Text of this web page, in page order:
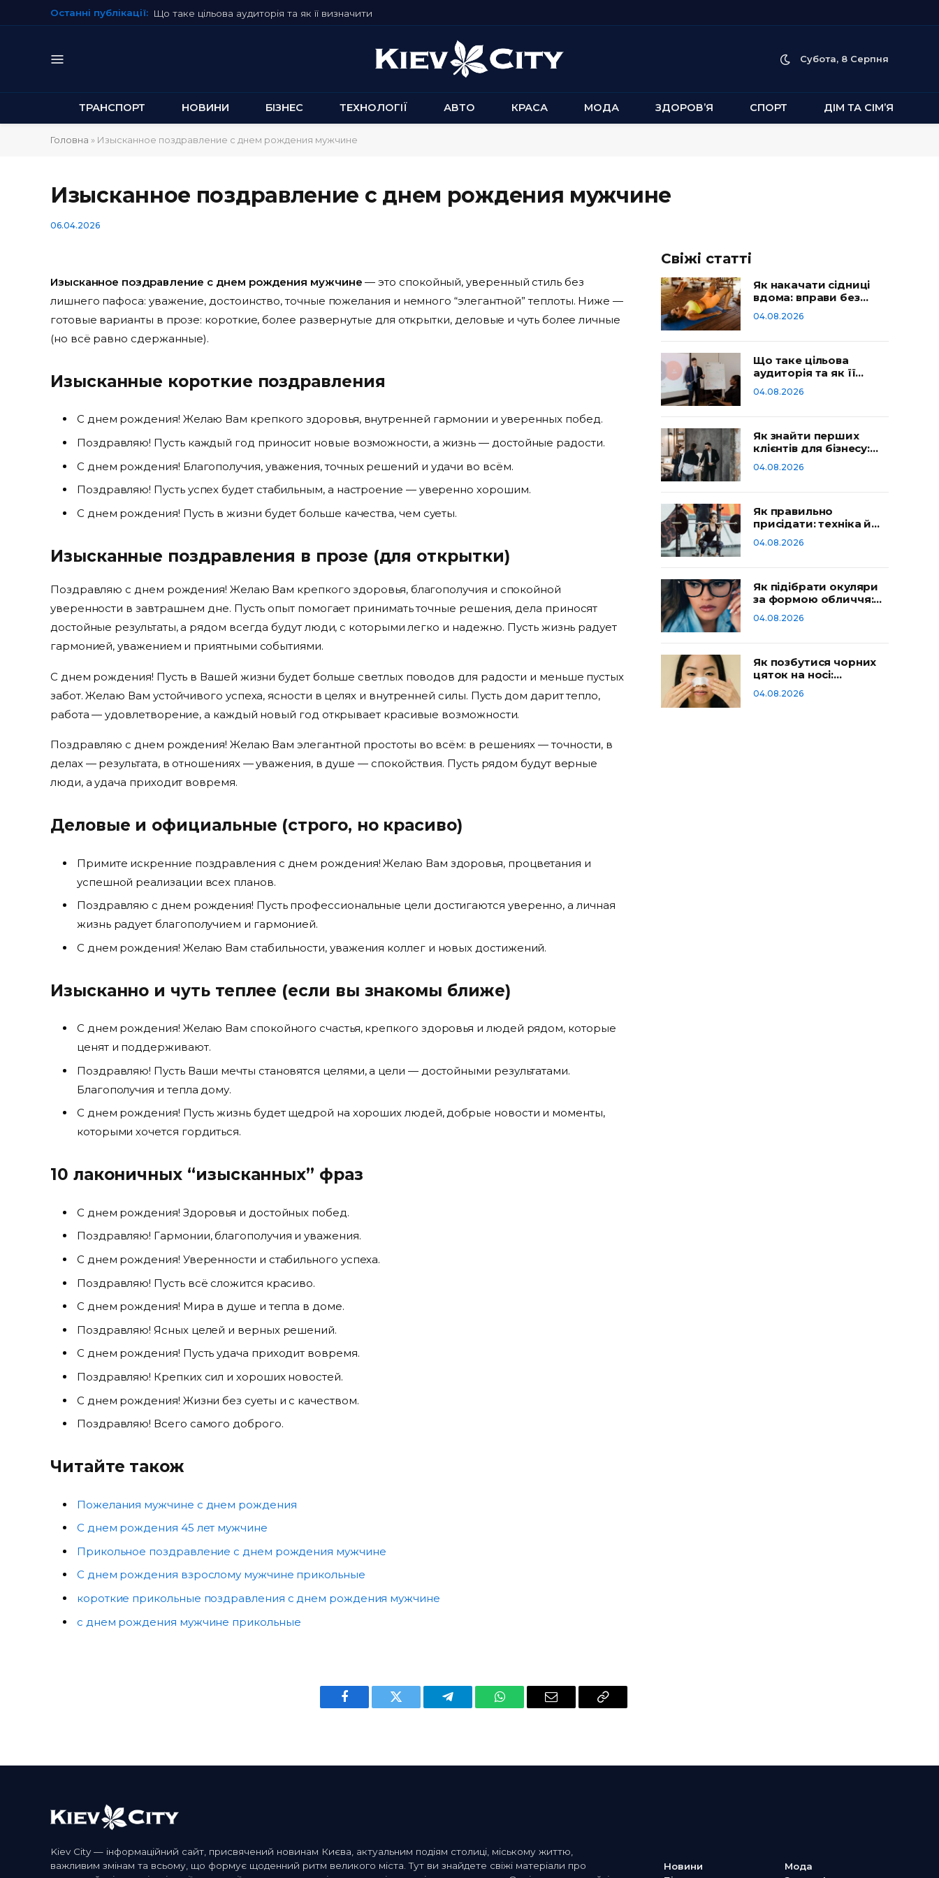
Останні публікації: Що таке цільова аудиторія та як її визначити
Субота, 8 Серпня
ТРАНСПОРТ НОВИНИ БІЗНЕС ТЕХНОЛОГІЇ АВТО КРАСА МОДА ЗДОРОВ’Я СПОРТ ДІМ ТА СІМ’Я
Головна » Изысканное поздравление с днем рождения мужчине
Изысканное поздравление с днем рождения мужчине
06.04.2026
Изысканное поздравление с днем рождения мужчине — это спокойный, уверенный стиль без
лишнего пафоса: уважение, достоинство, точные пожелания и немного “элегантной” теплоты. Ниже —
готовые варианты в прозе: короткие, более развернутые для открытки, деловые и чуть более личные
(но всё равно сдержанные).
Изысканные короткие поздравления
С днем рождения! Желаю Вам крепкого здоровья, внутренней гармонии и уверенных побед.
Поздравляю! Пусть каждый год приносит новые возможности, а жизнь — достойные радости.
С днем рождения! Благополучия, уважения, точных решений и удачи во всём.
Поздравляю! Пусть успех будет стабильным, а настроение — уверенно хорошим.
С днем рождения! Пусть в жизни будет больше качества, чем суеты.
Изысканные поздравления в прозе (для открытки)
Поздравляю с днем рождения! Желаю Вам крепкого здоровья, благополучия и спокойной
уверенности в завтрашнем дне. Пусть опыт помогает принимать точные решения, дела приносят
достойные результаты, а рядом всегда будут люди, с которыми легко и надежно. Пусть жизнь радует
гармонией, уважением и приятными событиями.
С днем рождения! Пусть в Вашей жизни будет больше светлых поводов для радости и меньше пустых
забот. Желаю Вам устойчивого успеха, ясности в целях и внутренней силы. Пусть дом дарит тепло,
работа — удовлетворение, а каждый новый год открывает красивые возможности.
Поздравляю с днем рождения! Желаю Вам элегантной простоты во всём: в решениях — точности, в
делах — результата, в отношениях — уважения, в душе — спокойствия. Пусть рядом будут верные
люди, а удача приходит вовремя.
Деловые и официальные (строго, но красиво)
Примите искренние поздравления с днем рождения! Желаю Вам здоровья, процветания и
успешной реализации всех планов.
Поздравляю с днем рождения! Пусть профессиональные цели достигаются уверенно, а личная
жизнь радует благополучием и гармонией.
С днем рождения! Желаю Вам стабильности, уважения коллег и новых достижений.
Изысканно и чуть теплее (если вы знакомы ближе)
С днем рождения! Желаю Вам спокойного счастья, крепкого здоровья и людей рядом, которые
ценят и поддерживают.
Поздравляю! Пусть Ваши мечты становятся целями, а цели — достойными результатами.
Благополучия и тепла дому.
С днем рождения! Пусть жизнь будет щедрой на хороших людей, добрые новости и моменты,
которыми хочется гордиться.
10 лаконичных “изысканных” фраз
С днем рождения! Здоровья и достойных побед.
Поздравляю! Гармонии, благополучия и уважения.
С днем рождения! Уверенности и стабильного успеха.
Поздравляю! Пусть всё сложится красиво.
С днем рождения! Мира в душе и тепла в доме.
Поздравляю! Ясных целей и верных решений.
С днем рождения! Пусть удача приходит вовремя.
Поздравляю! Крепких сил и хороших новостей.
С днем рождения! Жизни без суеты и с качеством.
Поздравляю! Всего самого доброго.
Читайте також
Пожелания мужчине с днем рождения
С днем рождения 45 лет мужчине
Прикольное поздравление с днем рождения мужчине
С днем рождения взрослому мужчине прикольные
короткие прикольные поздравления с днем рождения мужчине
с днем рождения мужчине прикольные
Facebook Twitter Telegram WhatsAppEmail
Copy
Свіжі статті
Як накачати сідниці
вдома: вправи без
тренажерів
04.08.2026
Що таке цільова
аудиторія та як її
визначити
04.08.2026
Як знайти перших
клієнтів для бізнесу:
робочі способи
04.08.2026
Як правильно
присідати: техніка й
типові помилки
04.08.2026
Як підібрати окуляри
за формою обличчя:
гід
04.08.2026
Як позбутися чорних
цяток на носі:
домашній догляд
04.08.2026
Kiev City — інформаційний сайт, присвячений новинам Києва, актуальним подіям столиці, міському життю,
важливим змінам та всьому, що формує щоденний ритм великого міста. Тут ви знайдете свіжі матеріали про
Новини
Мода